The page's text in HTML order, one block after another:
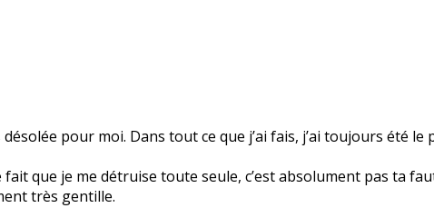
pour moi. Dans tout ce que j’ai fais, j’ai toujours été le
que je me détruise toute seule, c’est absolument pas ta
très gentille.